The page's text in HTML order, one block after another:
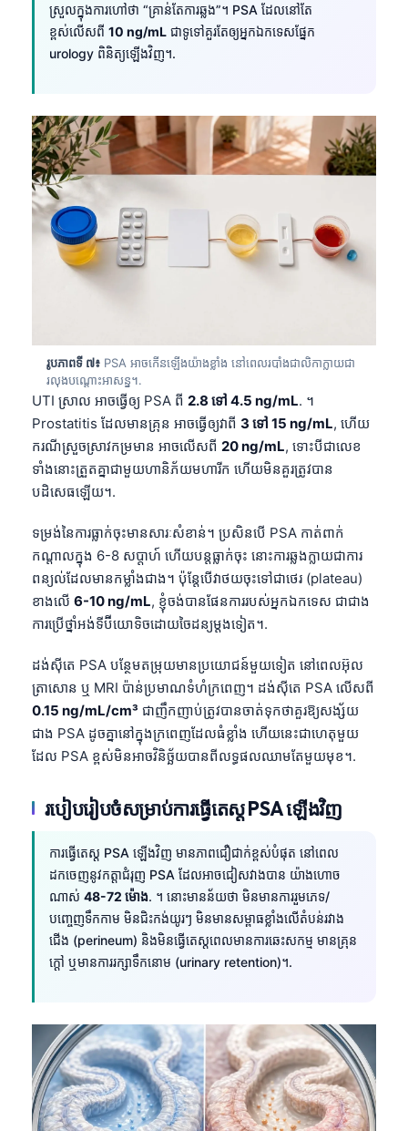
ស្រួលក្នុងការហៅថា “គ្រាន់តែការឆ្លង”។ PSA ដែលនៅតែ
ខ្ពស់លើសពី 10 ng/mL ជាទូទៅគួរតែឲ្យអ្នកឯកទេសផ្នែក
urology ពិនិត្យឡើងវិញ។.
រូបភាពទី ៧៖ PSA អាចកើនឡើងយ៉ាងខ្លាំង នៅពេលរបាំងជាលិកាក្លាយជា
រលុងបណ្តោះអាសន្ន។.
UTI ស្រាល អាចធ្វើឲ្យ PSA ពី 2.8 ទៅ 4.5 ng/mL. ។
Prostatitis ដែលមានគ្រុន អាចធ្វើឲ្យវាពី 3 ទៅ 15 ng/mL, ហើយ
ករណីស្រួចស្រាវកម្រមាន អាចលើសពី 20 ng/mL, ទោះបីជាលេខ
ទាំងនោះត្រួតគ្នាជាមួយហានិភ័យមហារីក ហើយមិនគួរត្រូវបាន
បដិសេធឡើយ។.
ទម្រង់នៃការធ្លាក់ចុះមានសារៈសំខាន់។ ប្រសិនបើ PSA កាត់ពាក់
កណ្តាលក្នុង 6-8 សប្តាហ៍ ហើយបន្តធ្លាក់ចុះ នោះការឆ្លងក្លាយជាការ
ពន្យល់ដែលមានកម្លាំងជាង។ ប៉ុន្តែបើវាថយចុះទៅជាថេរ (plateau)
ខាងលើ 6-10 ng/mL, ខ្ញុំចង់បានផែនការរបស់អ្នកឯកទេស ជាជាង
ការប្រើថ្នាំអង់ទីប៊ីយោទិចដោយចៃដន្យម្តងទៀត។.
ដង់ស៊ីតេ PSA បន្ថែមតម្រុយមានប្រយោជន៍មួយទៀត នៅពេលអ៊ុល
ត្រាសោន ឬ MRI ប៉ាន់ប្រមាណទំហំក្រពេញ។ ដង់ស៊ីតេ PSA លើសពី
0.15 ng/mL/cm³ ជាញឹកញាប់ត្រូវបានចាត់ទុកថាគួរឱ្យសង្ស័យ
ជាង PSA ដូចគ្នានៅក្នុងក្រពេញដែលធំខ្លាំង ហើយនេះជាហេតុមួយ
ដែល PSA ខ្ពស់មិនអាចវិនិច្ឆ័យបានពីលទ្ធផលឈាមតែមួយមុខ។.
របៀបរៀបចំសម្រាប់ការធ្វើតេស្ត PSA ឡើងវិញ
ការធ្វើតេស្ត PSA ឡើងវិញ មានភាពជឿជាក់ខ្ពស់បំផុត នៅពេល
ដកចេញនូវកត្តាជំរុញ PSA ដែលអាចជៀសវាងបាន យ៉ាងហោច
ណាស់ 48-72 ម៉ោង. ។ នោះមានន័យថា មិនមានការរួមភេទ/
បញ្ចេញទឹកកាម មិនជិះកង់យូរៗ មិនមានសម្ពាធខ្លាំងលើតំបន់រវាង
ជើង (perineum) និងមិនធ្វើតេស្តពេលមានការឆេះសកម្ម មានគ្រុន
ក្តៅ ឬមានការរក្សាទឹកនោម (urinary retention)។.
አማርኛ
Українська
O‘zbekcha
Català
Suomi
Hrvatski
Slovenčina
كوردی‎
پښتو
سنڌي
অসমীয়া
Galego
Latviešu valoda
Македонски јазик
Gàidhlig
Occitan
العربية المغربية
Монгол
ພາສາລາວ
Basa Jawa
Cebuano
ئۇيغۇرچە
Беларуская мова
Esperanto
Frysk
Ślōnskŏ gŏdka
Norsk bokmål